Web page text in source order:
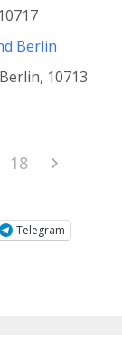
Berlin
10713
18
Telegram